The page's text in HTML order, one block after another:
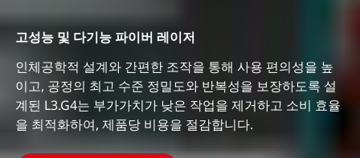
고성능 및 다기능 파이버 레이저
인체공학적 설계와 간편한 조작을 통해 사용 편의성을 높
이고, 공정의 최고 수준 정밀도와 반복성을 보장하도록 설
계된 L3.G4는 부가가치가 낮은 작업을 제거하고 소비 효율
을 최적화하여, 제품당 비용을 절감합니다.